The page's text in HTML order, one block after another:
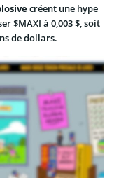
créent une hype
$MAXI à 0,003 $, soit
de dollars.